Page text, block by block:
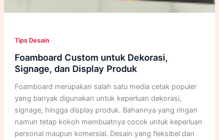
Tips Desain
Foamboard Custom untuk Dekorasi,
Signage, dan Display Produk
Foamboard merupakan salah satu media cetak populer
yang banyak digunakan untuk keperluan dekorasi,
signage, hingga display produk. Bahannya yang ringan
namun tetap kokoh membuatnya cocok untuk keperluan
personal maupun komersial. Desain yang fleksibel dan